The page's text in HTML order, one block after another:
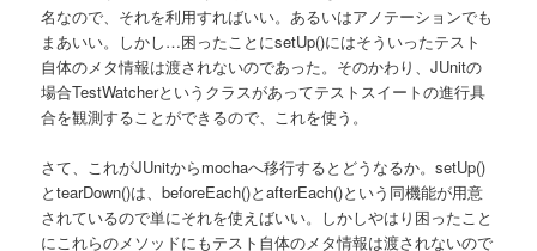
名なので、それを利用すればいい。あるいはアノテーションでも
まあいい。しかし…困ったことにsetUp()にはそういったテスト
自体のメタ情報は渡されないのであった。そのかわり、JUnitの
場合TestWatcherというクラスがあってテストスイートの進行具
合を観測することができるので、これを使う。
さて、これがJUnitからmochaへ移行するとどうなるか。setUp()
とtearDown()は、beforeEach()とafterEach()という同機能が用意
されているので単にそれを使えばいい。しかしやはり困ったこと
にこれらのメソッドにもテスト自体のメタ情報は渡されないので